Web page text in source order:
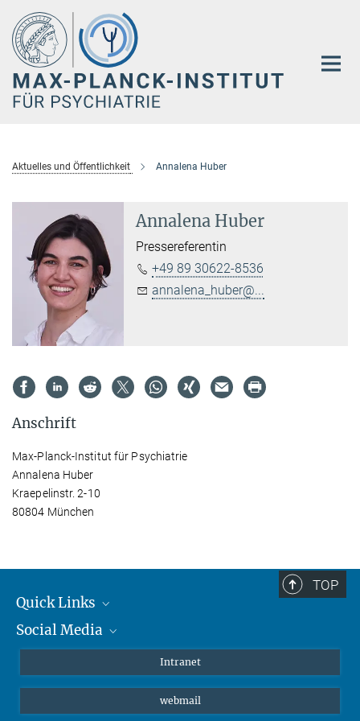
Hauptinhalt
Aktuelles und Öffentlichkeit Annalena Huber
Annalena Huber
Pressereferentin
+49 89 30622-8536
annalena_huber@...
Anschrift
Max-Planck-Institut für Psychiatrie
Annalena Huber
Kraepelinstr. 2-10
80804 München
TOP
Quick Links
Student*innen/Wissenschaftler*innen
Social Media
Bluesky
Intranet
webmail